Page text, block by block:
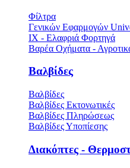
Φίλτρα
Γενικών Εφαρμογών
ΙΧ - Ελαφριά Φορτηγά
Βαρέα Οχήματα -
Βαλβίδες
Βαλβίδες
Βαλβίδες Εκτονωτικές
Βαλβίδες Πληρώσεως
Βαλβίδες Υποπίεσης
Διακόπτες -